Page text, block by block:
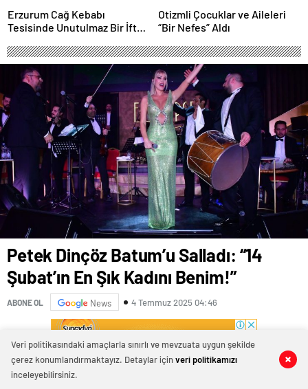
0 0
0 0
0 0
Erzurum Cağ Kebabı
Tesisinde Unutulmaz Bir İftar
Otizmli Çocuklar ve Aileleri
“Bir Nefes” Aldı
Petek Dinçöz Batum’u Salladı: “14
Şubat’ın En Şık Kadını Benim!”
ABONE OL News 4 Temmuz 2025 04:46
0 0
Veri politikasındaki amaçlarla sınırlı ve mevzuata uygun şekilde
çerez konumlandırmaktayız. Detaylar içinveri politikamızı
inceleyebilirsiniz.